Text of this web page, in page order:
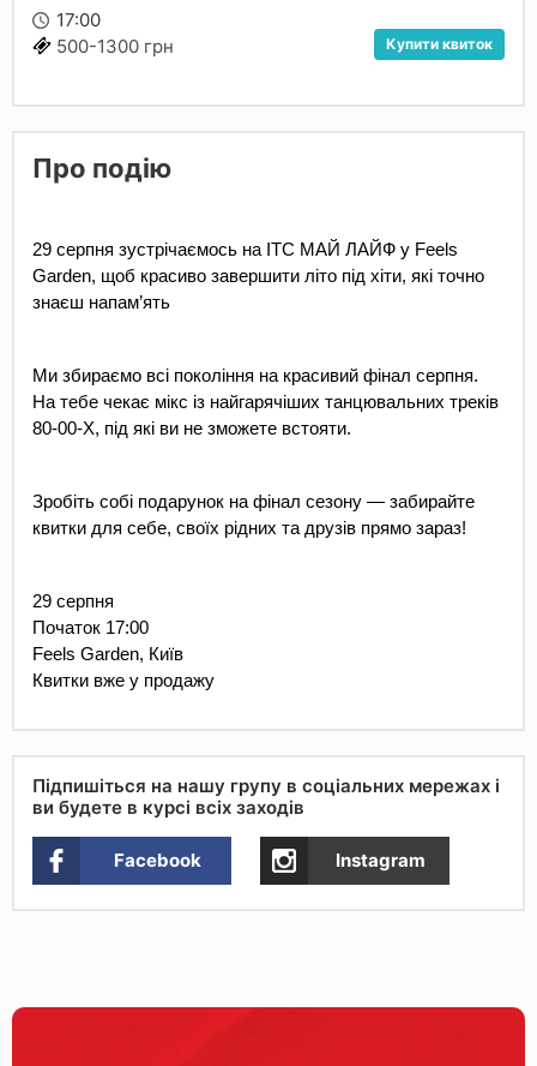
17:00
500-1300 грн
Купити квиток
Про подію
29 серпня зустрічаємось на ІТС МАЙ ЛАЙФ у Feels
Garden, щоб красиво завершити літо під хіти, які точно
знаєш напам’ять
Ми збираємо всі покоління на красивий фінал серпня.
На тебе чекає мікс із найгарячіших танцювальних треків
80-00-Х, під які ви не зможете встояти.
Зробіть собі подарунок на фінал сезону — забирайте
квитки для себе, своїх рідних та друзів прямо зараз!
29 серпня
Початок 17:00
Feels Garden, Київ
Квитки вже у продажу
Підпишіться на нашу групу в соціальних мережах і
ви будете в курсі всіх заходів
Facebook Instagram